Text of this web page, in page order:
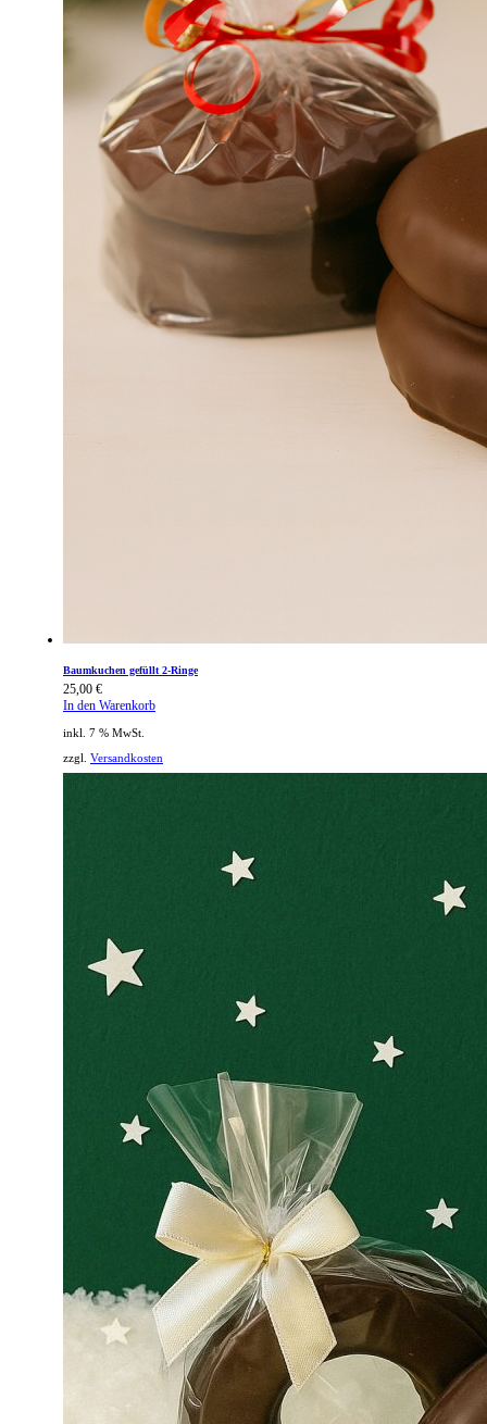
Baumkuchen gefüllt 2-Ringe
25,00 €
In den Warenkorb
inkl. 7 % MwSt.
zzgl. Versandkosten